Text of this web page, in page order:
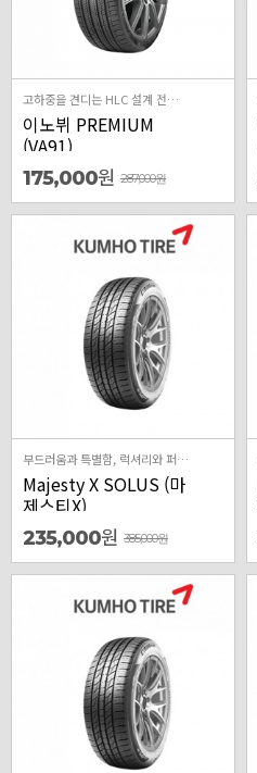
고하중을 견디는 HLC 설계 전기차에 최적화된 조용함 강한 토크에 견디는 견인력 같은 에너지로도 더 멀리
이노뷔 PREMIUM
(VA91)
175,000원 287,000원
부드러움과 특별함, 럭셔리와 퍼포먼스가 만나 실현된 Majesty X 최상위 럭셔리 차종 타겟의 High-end 퍼포먼스 제품 국내 시장에 최적화된 최상의 승차감을 구현한 럭셔리 제품 최신 주행기술과 안전기술이 적용된 사계절용 프리미엄 컴포트 제품
Majesty X SOLUS (마
제스티X)
235,000원 385,000원